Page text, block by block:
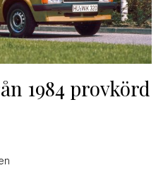
1984 provkörd